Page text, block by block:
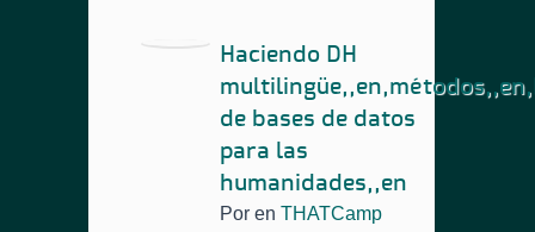
Haciendo DH
de bases de datos
para las
humanidades,,en
Por en THATCamp